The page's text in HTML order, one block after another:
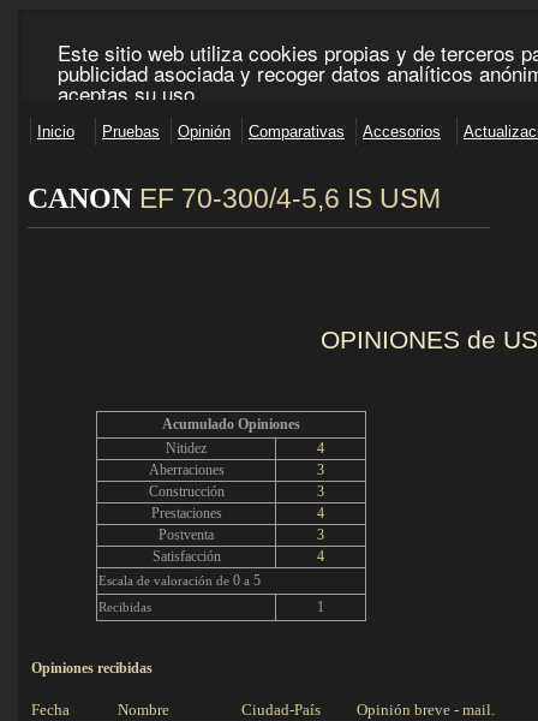
CANON EF 70-300/4-5,6 IS USM
OPINIONES de
Acumulado Opiniones
Nitidez
4
Aberraciones
3
Construcción
3
Prestaciones
4
Postventa
3
Satisfacción
4
Escala de valoración de 0 a 5
Recibidas 1
Opiniones recibidas
Fecha Nombre Ciudad-País
Opinión breve - mail.